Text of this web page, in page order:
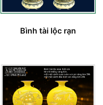
Bình tài lộc rạn